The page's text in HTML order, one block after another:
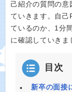
己紹介の質問の意
ていきます。自
ているのか、1分
に確認していきま
目次
新卒の面接